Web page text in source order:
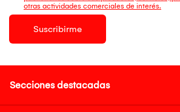
otras actividades comerciales de interés.
Suscribirme
Secciones destacadas